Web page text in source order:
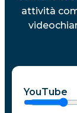
attività
YouTube